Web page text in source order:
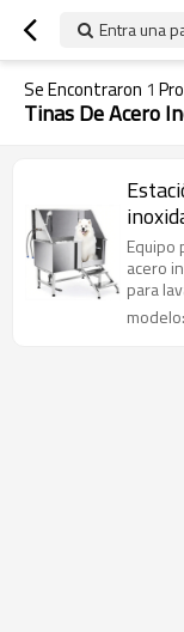
Entra una
Se Encontraron 1
Tinas De Acero
Equipo
acero
para
fijas y